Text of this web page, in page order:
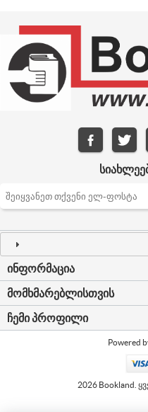
ᲘᲜᲤᲝᲠᲛᲐᲪᲘᲐ
ᲛᲝᲛᲮᲛᲐᲠᲔᲑᲚᲘᲡᲗᲕᲘᲡ
ᲩᲔᲛᲘ ᲞᲠᲝᲤᲘᲚᲘ
Powered
2026 Bookland.